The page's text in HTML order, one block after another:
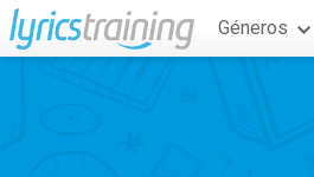
Géneros